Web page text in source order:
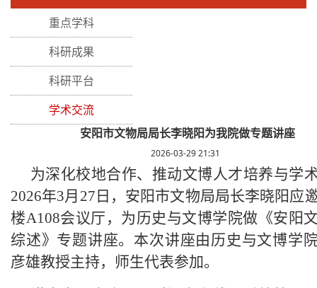
重点学科
科研成果
科研平台
学术交流
安阳市文物局局长李晓阳为我院做专题讲座
2026-03-29 21:31
为深化校地合作、推动文博人才培养与学
2026年3月27日，安阳市文物局局长李晓阳应
楼A108会议厅，为历史与文博学院做《安阳
综述》专题讲座。本次讲座由历史与文博学
彦雄教授主持，师生代表参加。